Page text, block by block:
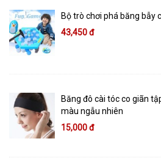
Bộ trò chơi phá băng bẫy
43,450 đ
Băng đô cài tóc co giãn
màu ngẫu nhiên
15,000 đ